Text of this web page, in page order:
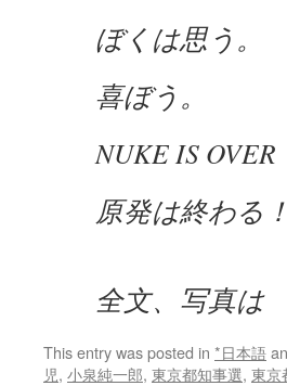
ぼくは思う。
喜ぼう。
NUKE IS
原発は終わる
全文、写真は
This entry was posted in *日本語
児, 小泉純一郎, 東京都知事選, 東京